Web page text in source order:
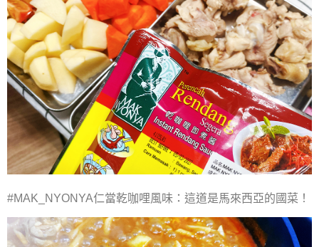
#MAK_NYONYA仁當乾咖哩風味：這道是馬來西亞的國菜！